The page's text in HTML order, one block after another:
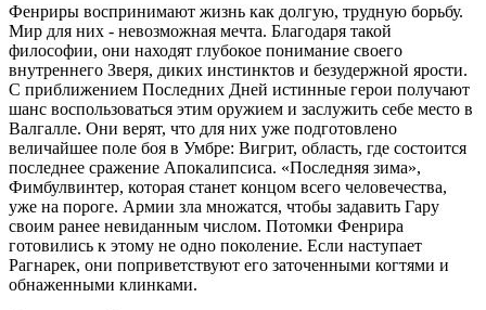
Фенриры воспринимают жизнь как долгую, трудную борьбу.
Мир для них - невозможная мечта. Благодаря такой
философии, они находят глубокое понимание своего
внутреннего Зверя, диких инстинктов и безудержной ярости.
С приближением Последних Дней истинные герои получают
шанс воспользоваться этим оружием и заслужить себе место в
Валгалле. Они верят, что для них уже подготовлено
величайшее поле боя в Умбре: Вигрит, область, где состоится
последнее сражение Апокалипсиса. «Последняя зима»,
Фимбулвинтер, которая станет концом всего человечества,
уже на пороге. Армии зла множатся, чтобы задавить Гару
своим ранее невиданным числом. Потомки Фенрира
готовились к этому не одно поколение. Если наступает
Рагнарек, они поприветствуют его заточенными когтями и
обнаженными клинками.